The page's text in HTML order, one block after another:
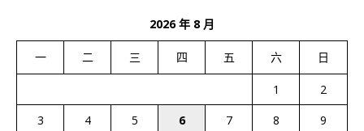
2026 年 8 月
一 二 三 四 五 六 日
1
2
3
4 5 6 7 8
9